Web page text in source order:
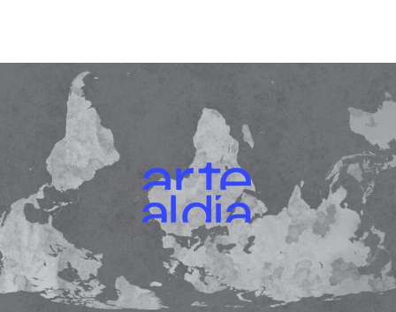
contribuyente clave al desarrollo del arte en Los
Ángeles, uno de sus hogares adoptivos.
Basándose en las numerosas obras que el Walker
posee del trabajo de Hockney, esta exposición
presenta una amplia selección de grabados,
pinturas, dibujos y trabajos digitales recientes
del artista.